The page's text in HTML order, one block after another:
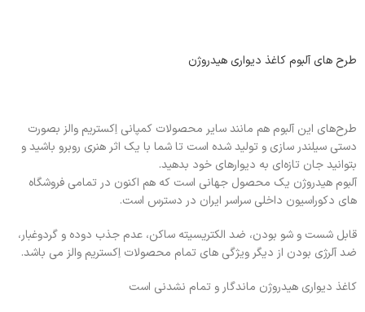
طرح های آلبوم کاغذ دیواری هیدروژن
طرح‌های این آلبوم هم مانند سایر محصولات کمپانی اِکستریم والز بصورت
دستی سیلندر سازی و تولید شده است تا شما با یک اثر هنری روبرو باشید و
بتوانید جان تازه‌ای به دیوارهای خود بدهید.
آلبوم هیدروژن یک محصول جهانی است که هم اکنون در تمامی فروشگاه
های دکوراسیون داخلی سراسر ایران در دسترس است.
قابل شست و شو بودن، ضد الکتریسیته ساکن، عدم جذب دوده و گردوغبار،
ضد آلرژی بودن از دیگر ویژگی های تمام محصولات اِکستریم والز می باشد.
کاغذ دیواری هیدروژن ماندگار و تمام نشدنی است